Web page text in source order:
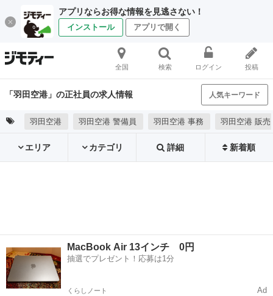
アプリならお得な情報を見逃さない！
インストール アプリで開く
全国 検索 ログイン 投稿
「羽田空港」の正社員の求人情報 人気キーワード
羽田空港 羽田空港 警備員 羽田空港 事務 羽田空港 販売
エリア カテゴリ 詳細 新着順
MacBook Air 13インチ 0円
抽選でプレゼント！応募は1分
くらしノート Ad